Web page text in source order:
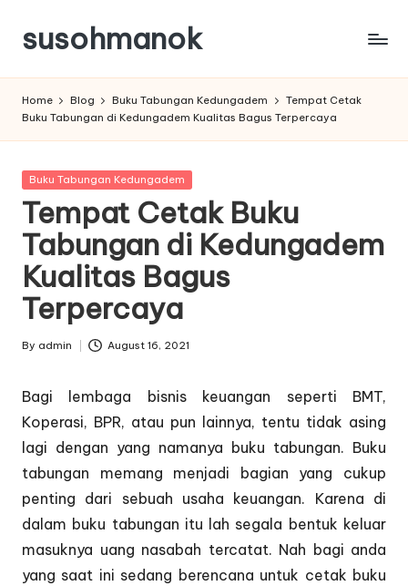
Skip
content
susohmanok
Home Blog Buku Tabungan Kedungadem
Tempat Cetak
Buku Tabungan di Kedungadem Kualitas Bagus Terpercaya
Posted
Buku Tabungan Kedungadem
Tempat Cetak Buku
Tabungan di Kedungadem
Kualitas Bagus
Terpercaya
Posted
By admin August 16, 2021
Bagi lembaga bisnis keuangan seperti BMT,
Koperasi, BPR, atau pun lainnya, tentu tidak asing
lagi dengan yang namanya buku tabungan. Buku
tabungan memang menjadi bagian yang cukup
penting dari sebuah usaha keuangan. Karena di
dalam buku tabungan itu lah segala bentuk keluar
masuknya uang nasabah tercatat. Nah bagi anda
yang saat ini sedang berencana untuk cetak buku